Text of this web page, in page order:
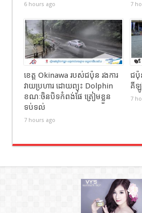
6 hours ago 7
ខេត្ត Okinawa របស់ជប៉ុន រងការ
វាយប្រហារ ដោយព្យុះ Dolphin
ខណៈចិនបិទកំពង់ផែ ត្រៀមខ្លួន
ទប់ទល់
7 hours ago
ជប៉ុ
គីឡូ
7